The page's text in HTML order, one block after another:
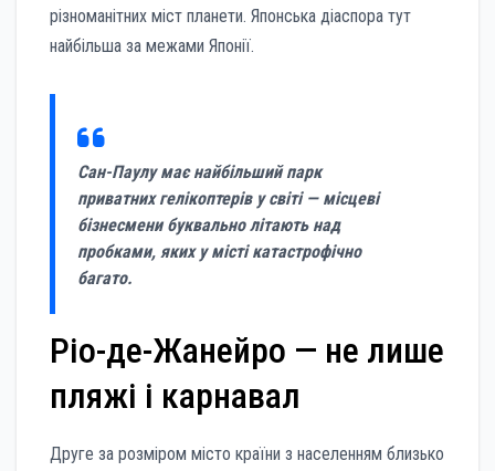
різноманітних міст планети. Японська діаспора тут
найбільша за межами Японії.
Сан-Паулу має найбільший парк
приватних гелікоптерів у світі — місцеві
бізнесмени буквально літають над
пробками, яких у місті катастрофічно
багато.
Ріо-де-Жанейро — не лише
пляжі і карнавал
Друге за розміром місто країни з населенням близько